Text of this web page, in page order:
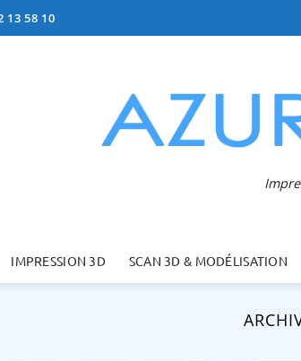
13 58 10
IMPRESSION 3D SCAN 3D & MODÉLISATION